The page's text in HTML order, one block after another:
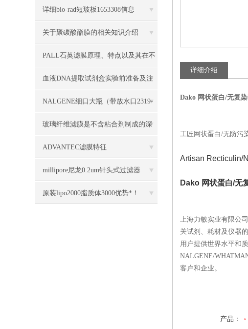
屏障
详细bio-rad短玻板1653308信息
关于聚碳酸酯膜的相关知识介绍
PALL石英滤膜原理、特点以及其在不
同领域中的应用
血液DNA提取试剂盒实验前准备及注
意事项说明
NALGENE细口大瓶（带放水口2319-
0020/2319-0050
玻璃纤维滤膜是不含粘合剂制成的深
度滤膜
ADVANTEC滤膜特征
millipore尼龙0.2um针头式过滤器
SLGN033NB几大特点
原装lipo2000脂质体3000优势*！
详细介绍
Dako 网状蛋白/无复
工匠网状蛋白/无防污
Artisan Recticulin/
Dako 网状蛋白/无
上海力敏实业有限公
关试剂、耗材及仪器
用户提供世界水平和
NALGENE/
客户和企业。
产品：